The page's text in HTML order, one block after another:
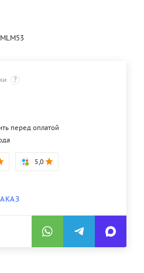
MLM53
?
перед оплатой
5,0